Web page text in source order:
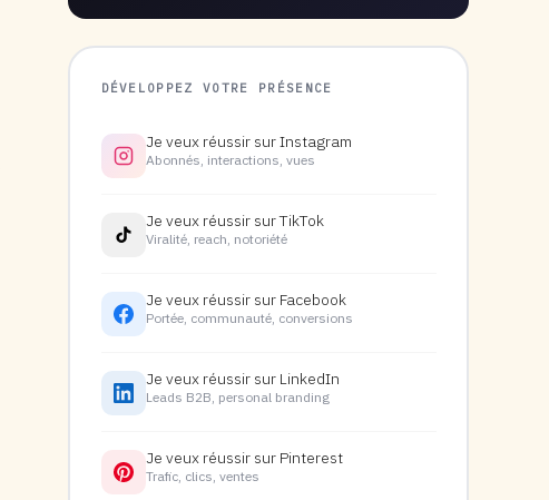
DÉVELOPPEZ VOTRE PRÉSENCE
Je veux réussir sur Instagram
Abonnés, interactions, vues
Je veux réussir sur TikTok
Viralité, reach, notoriété
Je veux réussir sur Facebook
Portée, communauté, conversions
Je veux réussir sur LinkedIn
Leads B2B, personal branding
Je veux réussir sur Pinterest
Trafic, clics, ventes